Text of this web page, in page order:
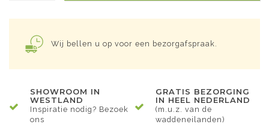
Wij bellen u op voor een bezorgafspraak.
SHOWROOM IN
WESTLAND
Inspiratie nodig? Bezoek
ons
GRATIS BEZORGING
IN HEEL NEDERLAND
(m.u.z. van de
waddeneilanden)